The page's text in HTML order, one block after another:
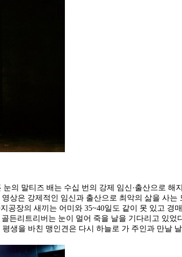
의 말티즈 배는 수십 번의 강제 임신·출산으로 해
상은 강제적인 임신과 출산으로 최악의 삶을 사는
공장의 새끼는 어미와 35~40일도 같이 못 있고 경
든리트리버는 눈이 멀어 죽을 날을 기다리고 있었
생을 바친 맹인견은 다시 하늘로 가 주인과 만날